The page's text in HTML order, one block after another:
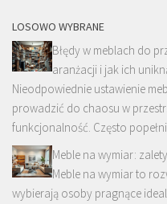
LOSOWO WYBRANE
Błędy w meblach do
aranżacji i jak ich
Nieodpowiednie ustawienie
prowadzić do chaosu w
funkcjonalność. Często
Meble na wymiar:
Meble na wymiar to
wybierają osoby pragnące